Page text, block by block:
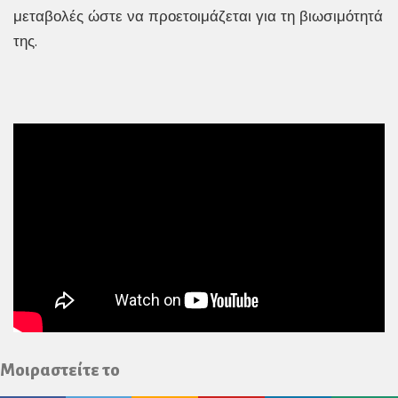
μεταβολές ώστε να προετοιμάζεται για τη βιωσιμότητά
της.
Μοιραστείτε το